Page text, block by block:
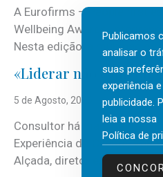
A Eurofirms – People first
Wellbeing Awards,
Nesta edição, a
«Liderar não é um
5 de Agosto, 2026
Consultor há mais de três
Experiência do Cliente,
Alçada, diretor executivo da...
Publicamos
analisar o
suas
experiência
publicidade.
leia a nossa
Política de